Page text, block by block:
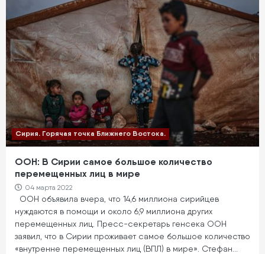
Сирия. Горячая точка Ближнего Востока.
ООН: В Сирии самое большое количество
перемещенных лиц в мире
04 марта 2022
ООН объявила вчера, что 14,6 миллиона сирийцев
нуждаются в помощи и около 6,9 миллиона других
перемещенных лиц. Пресс-секретарь генсека ООН
заявил, что в Сирии проживает самое большое количество
«внутренне перемещенных лиц (ВПЛ) в мире». Стефан…